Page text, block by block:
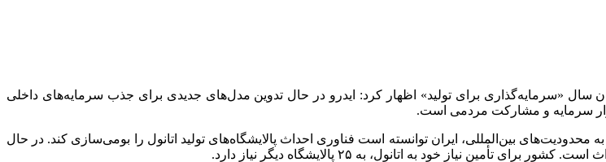
سال «سرمایه‌گذاری برای تولید» اظهار کرد: ایدرو در حال تدوین مدل‌های جدیدی برای جذب سرمایه‌های داخلی
سرمایه و مشارکت مردمی است.
بین‌المللی، ایران توانسته است فناوری احداث پالایشگاه‌های تولید اتانول را بومی‌سازی کند. در حال
نیاز خود به اتانول، به ۲۵ پالایشگاه دیگر نیاز دارد.